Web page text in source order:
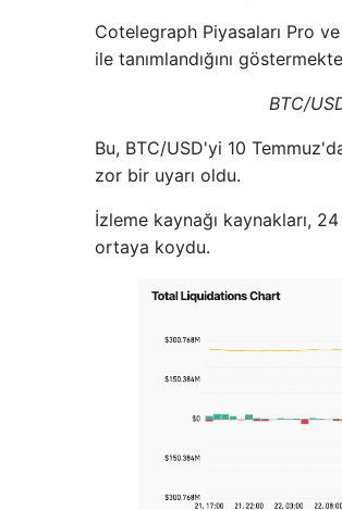
Cotelegraph Piyasaları Pro
ile tanımlandığını
BTC/
Bu, BTC/USD'yi 10
zor bir uyarı oldu.
İzleme kaynağı kaynakları,
ortaya koydu.